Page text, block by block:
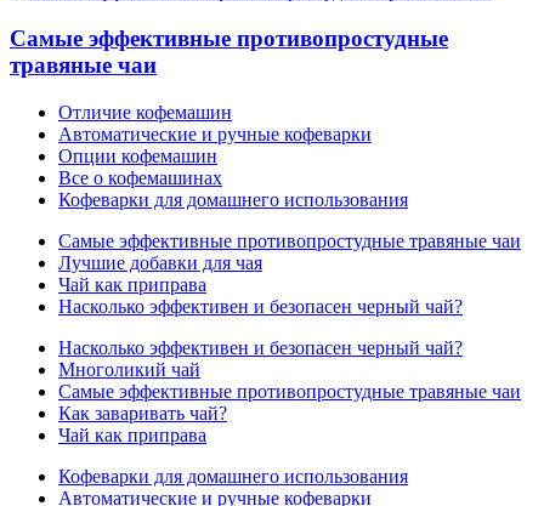
Самые эффективные противопростудные
травяные чаи
Отличие кофемашин
Автоматические и ручные кофеварки
Опции кофемашин
Все о кофемашинах
Кофеварки для домашнего использования
Самые эффективные противопростудные травяные чаи
Лучшие добавки для чая
Чай как приправа
Насколько эффективен и безопасен черный чай?
Насколько эффективен и безопасен черный чай?
Многоликий чай
Самые эффективные противопростудные травяные чаи
Как заваривать чай?
Чай как приправа
Кофеварки для домашнего использования
Автоматические и ручные кофеварки